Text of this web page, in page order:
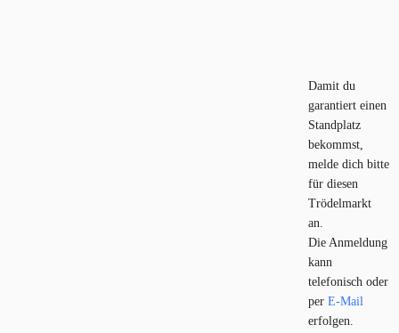
Damit du
garantiert einen
Standplatz
bekommst,
melde dich bitte
für diesen
Trödelmarkt
an.
Die Anmeldung
kann
telefonisch oder
perE-Mail
erfolgen.